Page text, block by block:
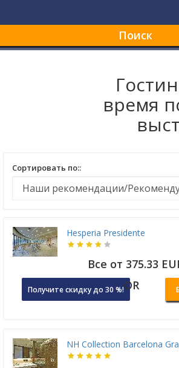
Поиск
время
Сортировать по::
Hesperia Presidente
Все от 375.33
Получите скидку до 30 %!OR
NH Collection Barcelona